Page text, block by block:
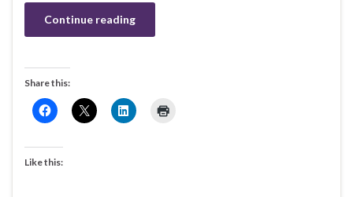
Continue reading
Share this:
Like this: